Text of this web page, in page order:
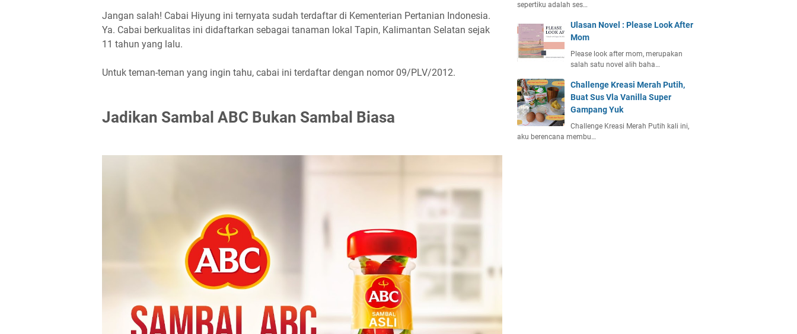
Jangan salah! Cabai Hiyung ini ternyata sudah terdaftar di Kementerian Pertanian Indonesia.
Ya. Cabai berkualitas ini didaftarkan sebagai tanaman lokal Tapin, Kalimantan Selatan sejak
11 tahun yang lalu.
Untuk teman-teman yang ingin tahu, cabai ini terdaftar dengan nomor 09/PLV/2012.
Jadikan Sambal ABC Bukan Sambal Biasa
sepertiku adalah ses…
Ulasan Novel : Please Look After
Mom
Please look after mom, merupakan
salah satu novel alih baha…
Challenge Kreasi Merah Putih,
Buat Sus Vla Vanilla Super
Gampang Yuk
Challenge Kreasi Merah Putih kali ini,
aku berencana membu…